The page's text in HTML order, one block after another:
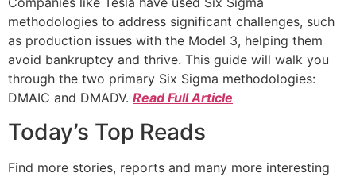
methodologies to address significant challenges, such
as production issues with the Model 3, helping them
avoid bankruptcy and thrive. This guide will walk you
through the two primary Six Sigma methodologies:
DMAIC and DMADV. Read Full Article
Today’s Top Reads
Find more stories, reports and many more interesting